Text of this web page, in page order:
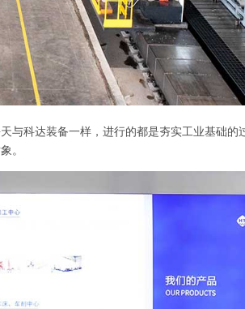
与科达装备一样，进行的都是夯实工业基础的
。